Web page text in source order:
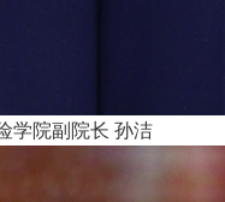
院副院长 孙洁